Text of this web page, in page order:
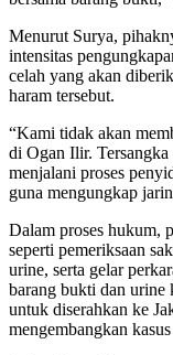
Menurut Surya,
intensitas
celah yang akan
haram tersebut.
“Kami tidak akan
di Ogan Ilir. Tersangka
menjalani proses
guna mengungkap
Dalam proses hukum,
seperti pemeriksaan
urine, serta gelar
barang bukti dan urine
untuk diserahkan ke
mengembangkan